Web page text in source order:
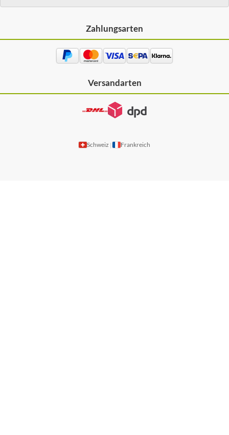
Zahlungsarten
Versandarten
Schweiz | Frankreich